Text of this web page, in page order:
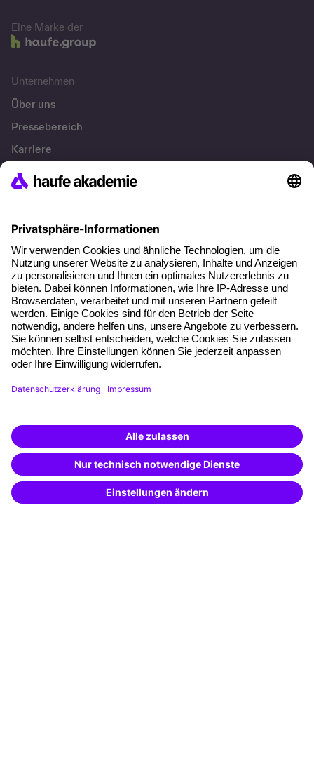
Eine Marke der
Unternehmen
Über uns
Pressebereich
Karriere
Referenzen
Über unser Angebot
Planungssicherheit
Freie Seminarplätze
Qualitätsstandards
Planung und Locations
Fördermöglichkeiten
Weiterbildungs-App
Besondere Angebote
Potenzialanalyse
Transfercoaching
Weiterbildung finden -
mit KI-Power!
Beschreibe was du suchst und erhalte
passende Weiterbildungen vomKI-Berater
– schnell und treffsicher.